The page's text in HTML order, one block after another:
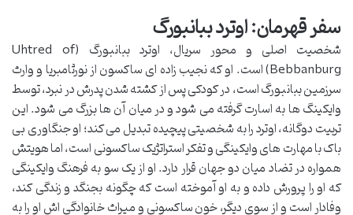
سفر قهرمان: اوترد ببانبورگ
شخصیت اصلی و محور سریال، اوترد ببانبورگ (Uhtred of
Bebbanburg) است. او که نجیب زاده ای ساکسون از نورثامبریا و وارث
سرزمین ببانبورگ است، در کودکی پس از کشته شدن پدرش در نبرد، توسط
وایکینگ ها به اسارت گرفته می شود و در میان آن ها بزرگ می شود. این
تربیت دوگانه، اوترد را به شخصیتی پیچیده تبدیل می کند؛ او جنگاوری بی
باک با مهارت های وایکینگی و تفکر استراتژیک ساکسونی است، اما هویتش
همواره در تضاد میان دو جهان قرار دارد. او از یک سو به فرهنگ وایکینگی
که او را پرورش داده و به او آموخته است که چگونه بجنگد و زندگی کند،
وفادار است و از سوی دیگر، خون ساکسونی و میراث خانوادگی اش او را به